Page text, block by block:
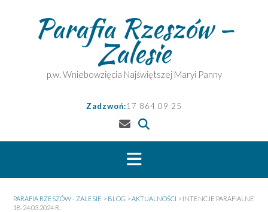
Parafia Rzeszów –
Zalesie
p.w. Wniebowzięcia Najświętszej Maryi Panny
Zadzwoń:17 864 09 25
PARAFIA RZESZÓW - ZALESIE > BLOG >AKTUALNOŚCI > INTENCJE PARAFIALNE
18-24.03.2024 R.